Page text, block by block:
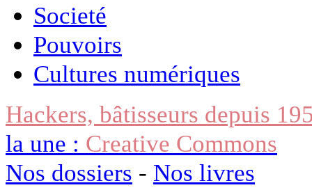
Societé
Pouvoirs
Cultures numériques
Hackers, bâtisseurs depuis
la une : Creative Commons
Nos dossiers - Nos livres